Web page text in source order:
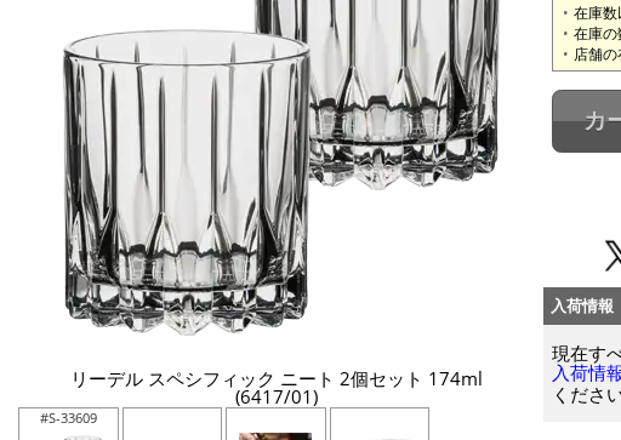
リーデル スペシフィック ニート 2個セット 174ml
(6417/01)
#S-33609
在庫
在庫の
店舗の
カ
入荷情報
現在す
入荷情
ください